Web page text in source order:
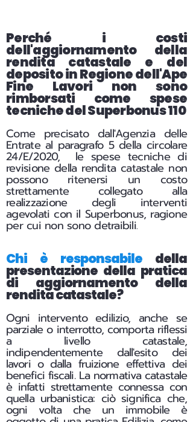
Perché i costi
dell'aggiornamento della
rendita catastale e del
deposito in Regione dell'Ape
Fine Lavori non sono
rimborsati come spese
tecniche del Superbonus 110
Come precisato dall'Agenzia delle
Entrate al paragrafo 5 della circolare
24/E/2020, le spese tecniche di
revisione della rendita catastale non
possono ritenersi un costo
strettamente collegato alla
realizzazione degli interventi
agevolati con il Superbonus, ragione
per cui non sono detraibili.
Chi è responsabiledella
presentazione della pratica
di aggiornamento della
rendita catastale?
Ogni intervento edilizio, anche se
parziale o interrotto, comporta riflessi
a livello catastale,
indipendentemente dall'esito dei
lavori o dalla fruizione effettiva dei
benefici fiscali. La normativa catastale
è infatti strettamente connessa con
quella urbanistica: ciò significa che,
ogni volta che un immobile è